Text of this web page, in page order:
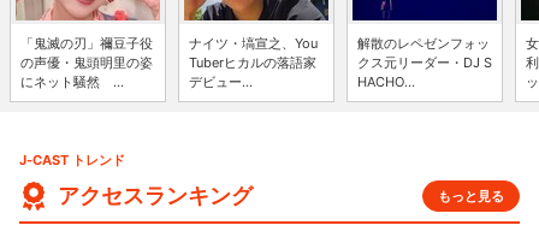
「鬼滅の刃」禰豆子役
の声優・鬼頭明里の姿
にネット騒然 ...
ナイツ・塙宣之、You
Tuberヒカルの落語家
デビュー...
解散のレペゼンフォッ
クス元リーダー・DJ S
HACHO...
J-CAST トレンド
アクセスランキング もっと見る